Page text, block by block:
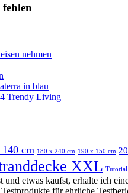
nehmen
in blau
Trendy Living
cm 180 x 240 cm 190 x 150 cm
XXL Tutorial
etwas kaufst, erhalte ich
für ehrliche